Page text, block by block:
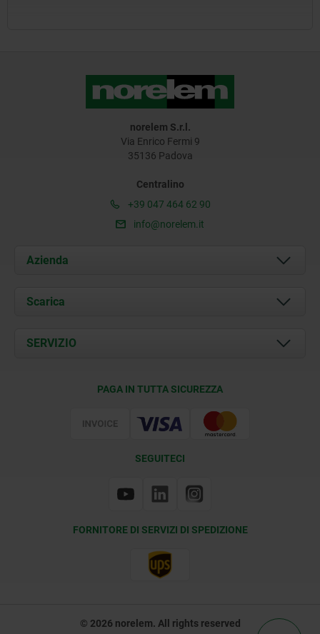
norelem S.r.l.
Via Enrico Fermi 9
35136 Padova
Centralino
+39 047 464 62 90
info@norelem.it
Azienda
Chi siamo
Contatti
Scarica
Documents
SERVIZIO
PAGA IN TUTTA SICUREZZA
SEGUITECI
FORNITORE DI SERVIZI DI SPEDIZIONE
© 2026 norelem. All rights reserved